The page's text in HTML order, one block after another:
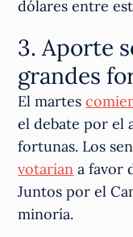
dólares entre
3. Aporte
grandes
El martes
el debate por el
fortunas. Los
votarían a favor
Juntos por el
minoría.